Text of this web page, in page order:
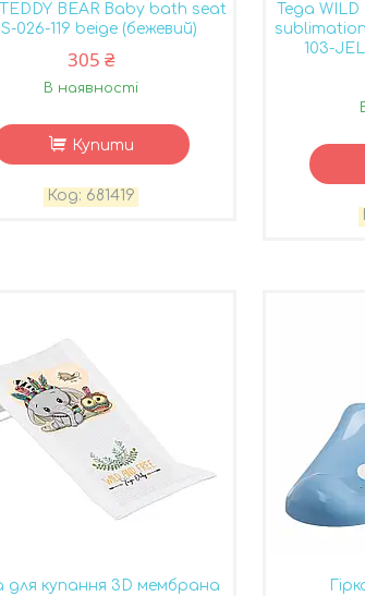
TEDDY BEAR Baby bath seat
026-119 beige (бежевий)
305 ₴
В наявності
Купити
681419
Tega
103-
для купання 3D мембрана